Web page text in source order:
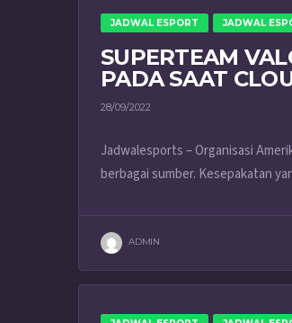
JADWAL ESPORT JADWAL
SUPERTEAM
PADA SAAT
28/09/2022
Jadwalesports – Organisasi
berbagai sumber. Kesepakatan
ADMIN